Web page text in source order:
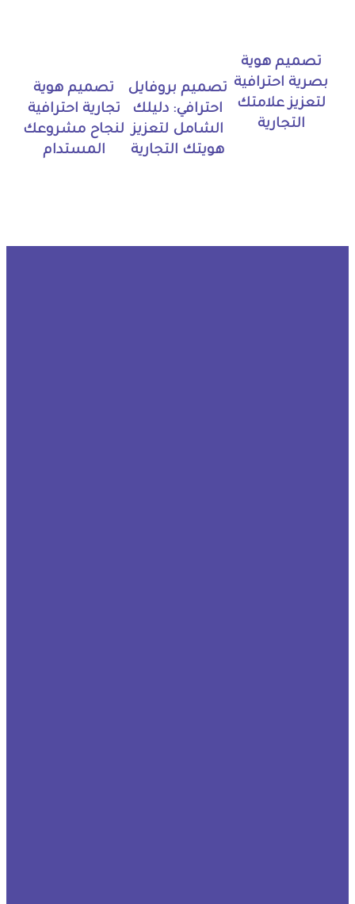
تصميم هوية
بصرية احترافية
لتعزيز علامتك
التجارية
تصميم بروفايل
احترافي: دليلك
الشامل لتعزيز
هويتك التجارية
تصميم هوية
تجارية احترافية
لنجاح مشروعك
المستدام